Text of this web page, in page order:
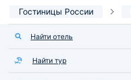
Гостиницы России
Найти отель
Найти тур